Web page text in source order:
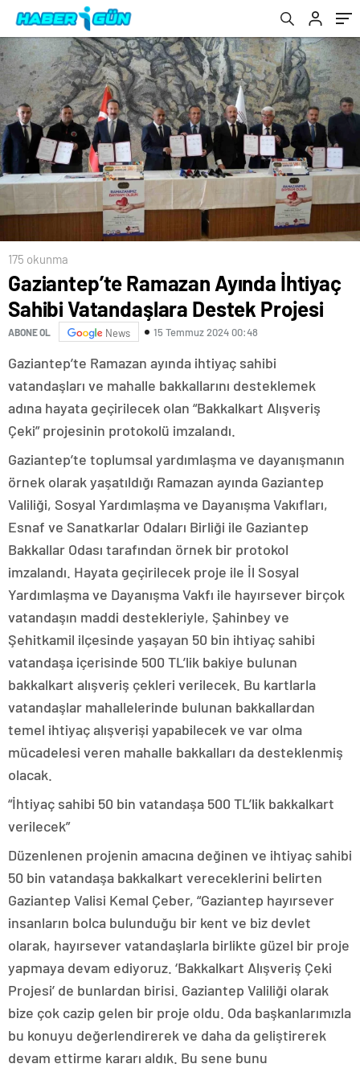
175 okunma
Gaziantep’te Ramazan Ayında İhtiyaç
Sahibi Vatandaşlara Destek Projesi
ABONE OL News 15 Temmuz 2024 00:48
Gaziantep’te Ramazan ayında ihtiyaç sahibi
vatandaşları ve mahalle bakkallarını desteklemek
adına hayata geçirilecek olan “Bakkalkart Alışveriş
Çeki” projesinin protokolü imzalandı.
Gaziantep’te toplumsal yardımlaşma ve dayanışmanın
örnek olarak yaşatıldığı Ramazan ayında Gaziantep
Valiliği, Sosyal Yardımlaşma ve Dayanışma Vakıfları,
Esnaf ve Sanatkarlar Odaları Birliği ile Gaziantep
Bakkallar Odası tarafından örnek bir protokol
imzalandı. Hayata geçirilecek proje ile İl Sosyal
Yardımlaşma ve Dayanışma Vakfı ile hayırsever birçok
vatandaşın maddi destekleriyle, Şahinbey ve
Şehitkamil ilçesinde yaşayan 50 bin ihtiyaç sahibi
vatandaşa içerisinde 500 TL’lik bakiye bulunan
bakkalkart alışveriş çekleri verilecek. Bu kartlarla
vatandaşlar mahallelerinde bulunan bakkallardan
temel ihtiyaç alışverişi yapabilecek ve var olma
mücadelesi veren mahalle bakkalları da desteklenmiş
olacak.
“İhtiyaç sahibi 50 bin vatandaşa 500 TL’lik bakkalkart
verilecek”
Düzenlenen projenin amacına değinen ve ihtiyaç sahibi
50 bin vatandaşa bakkalkart vereceklerini belirten
Gaziantep Valisi Kemal Çeber, “Gaziantep hayırsever
insanların bolca bulunduğu bir kent ve biz devlet
olarak, hayırsever vatandaşlarla birlikte güzel bir proje
yapmaya devam ediyoruz. ‘Bakkalkart Alışveriş Çeki
Projesi’ de bunlardan birisi. Gaziantep Valiliği olarak
bize çok cazip gelen bir proje oldu. Oda başkanlarımızla
bu konuyu değerlendirerek ve daha da geliştirerek
devam ettirme kararı aldık. Bu sene bunu